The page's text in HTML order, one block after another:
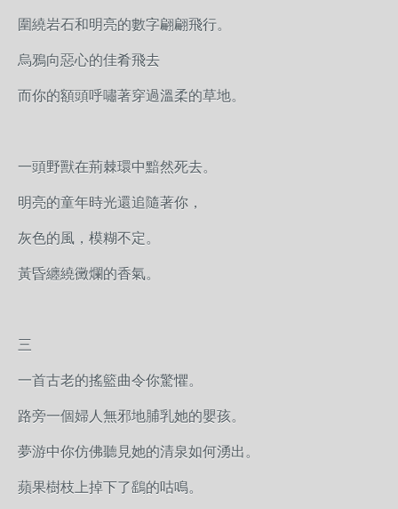
圍繞岩石和明亮的數字翩翩飛行。
烏鴉向惡心的佳肴飛去
而你的額頭呼嘯著穿過溫柔的草地。
一頭野獸在荊棘環中黯然死去。
明亮的童年時光還追隨著你，
灰色的風，模糊不定。
黃昏纏繞黴爛的香氣。
三
一首古老的搖籃曲令你驚懼。
路旁一個婦人無邪地脯乳她的嬰孩。
夢游中你仿佛聽見她的清泉如何湧出。
蘋果樹枝上掉下了鷂的咕鳴。